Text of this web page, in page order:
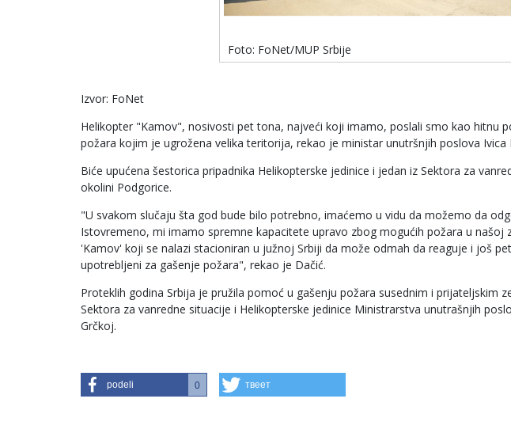
Foto: FoNet/MUP Srbije
Izvor: FoNet
Helikopter "Kamov", nosivosti pet tona, najveći koji imamo, poslali smo kao hitnu
požara kojim je ugrožena velika teritorija, rekao je ministar unutršnjih poslova Ivica
Biće upućena šestorica pripadnika Helikopterske jedinice i jedan iz Sektora za
okolini Podgorice.
"U svakom slučaju šta god bude bilo potrebno, imaćemo u vidu da možemo da
Istovremeno, mi imamo spremne kapacitete upravo zbog mogućih požara u našoj
'Kamov' koji se nalazi stacioniran u južnoj Srbiji da može odmah da reaguje i još
upotrebljeni za gašenje požara", rekao je Dačić.
Proteklih godina Srbija je pružila pomoć u gašenju požara susednim i prijateljskim
Sektora za vanredne situacije i Helikopterske jedinice Ministrarstva unutrašnjih
Grčkoj.
podeli 0 твеет